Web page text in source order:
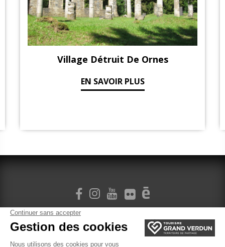
Village Détruit De Ornes
EN SAVOIR PLUS